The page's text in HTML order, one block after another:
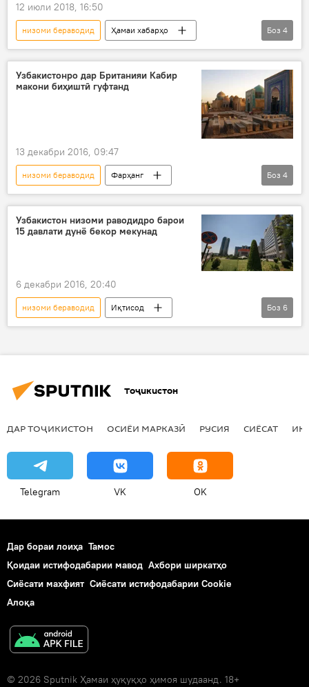
12 июли 2018, 16:50
низоми бераводид
Ҳамаи хабарҳо
Дар Тоҷикистон
Узбекистон
тиҷорат
раводид
Боз 4
Узбакистонро дар Британияи Кабир
макони биҳиштӣ гуфтанд
13 декабри 2016, 09:47
низоми бераводид
Фарҳанг
Осиёи Марказӣ
Ҳамаи хабарҳо
Ӯзбекистон
Боз 4
Узбакистон низоми раводидро барои
15 давлати дунё бекор мекунад
6 декабри 2016, 20:40
низоми бераводид
Иқтисод
Осиёи Марказӣ
Иҷтимоъ
Боз 6
Тоҷикистон
ДАР ТОҶИКИСТОН ОСИЁИ МАРКАЗӢ РУСИЯ СИЁСАТ
Telegram VK OK
Дар бораи лоиҳа Тамос
Қоидаи истифодабарии мавод Ахбори ширкатҳо
Сиёсати махфият Сиёсати истифодабарии Cookie
Алоқа
© 2026 Sputnik Ҳамаи ҳуқуқҳо ҳимоя шудаанд. 18+